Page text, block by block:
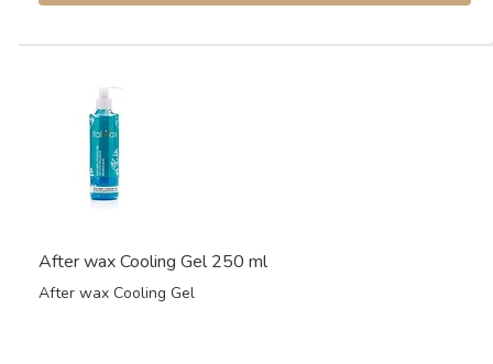
After wax Cooling Gel 250 ml
After wax Cooling Gel